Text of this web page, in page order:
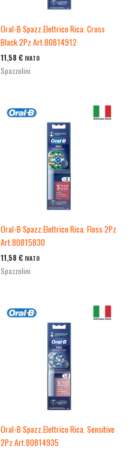
Oral-B Spazz.Elettrico Rica. Cross
Black 2Pz Art.80814912
11,58 € IVATO
Spazzolini
Oral-B Spazz.Elettrico Rica. Floss 2Pz
Art.80815830
11,58 € IVATO
Spazzolini
Oral-B Spazz.Elettrico Rica. Sensitive
2Pz Art.80814935